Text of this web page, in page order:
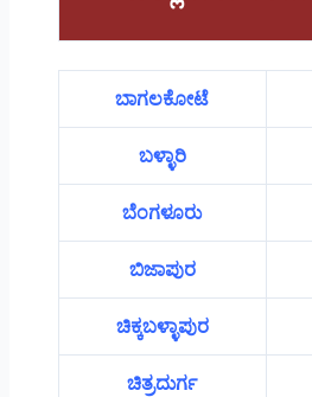
ಬಾಗಲಕೋಟೆ
ಬಳ್ಳಾರಿ
ಬೆಂಗಳೂರು
ಬಿಜಾಪುರ
ಚಿಕ್ಕಬಳ್ಳಾಪುರ
ಚಿತ್ರದುರ್ಗ